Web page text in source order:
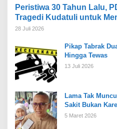
Peristiwa 30 Tahun Lalu,
Tragedi Kudatuli untuk
28 Juli 2026
Pikap Tabrak
Hingga Tewas
13 Juli 2026
Lama Tak
Sakit Bukan
5 Maret 2026